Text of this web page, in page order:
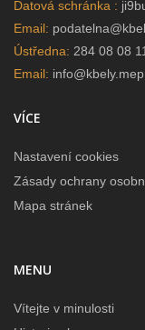
Datová schránka :
Email:
Ústředna: 284 08 08 11
Email:
VÍCE
Nastavení cookies
Zásady ochrany
Mapa stránek
MENU
Vítejte v minulosti